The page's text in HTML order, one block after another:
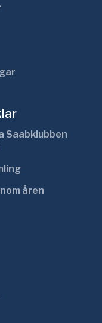
Saabklubben
åren